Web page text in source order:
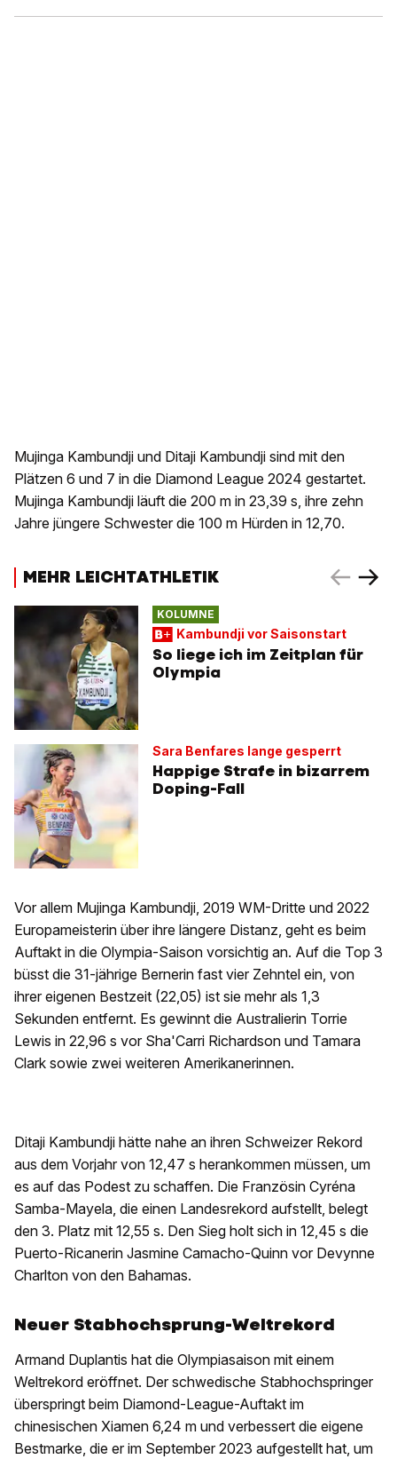
Mujinga Kambundji und Ditaji Kambundji sind mit den
Plätzen 6 und 7 in die Diamond League 2024 gestartet.
Mujinga Kambundji läuft die 200 m in 23,39 s, ihre zehn
Jahre jüngere Schwester die 100 m Hürden in 12,70.
MEHR LEICHTATHLETIK
KOLUMNE
Kambundji vor Saisonstart
So liege ich im Zeitplan für
Olympia
Sara Benfares lange gesperrt
Happige Strafe in bizarrem
Doping-Fall
Vor allem Mujinga Kambundji, 2019 WM-Dritte und 2022
Europameisterin über ihre längere Distanz, geht es beim
Auftakt in die Olympia-Saison vorsichtig an. Auf die Top 3
büsst die 31-jährige Bernerin fast vier Zehntel ein, von
ihrer eigenen Bestzeit (22,05) ist sie mehr als 1,3
Sekunden entfernt. Es gewinnt die Australierin Torrie
Lewis in 22,96 s vor Sha'Carri Richardson und Tamara
Clark sowie zwei weiteren Amerikanerinnen.
Ditaji Kambundji hätte nahe an ihren Schweizer Rekord
aus dem Vorjahr von 12,47 s herankommen müssen, um
es auf das Podest zu schaffen. Die Französin Cyréna
Samba-Mayela, die einen Landesrekord aufstellt, belegt
den 3. Platz mit 12,55 s. Den Sieg holt sich in 12,45 s die
Puerto-Ricanerin Jasmine Camacho-Quinn vor Devynne
Charlton von den Bahamas.
Neuer Stabhochsprung-Weltrekord
Armand Duplantis hat die Olympiasaison mit einem
Weltrekord eröffnet. Der schwedische Stabhochspringer
überspringt beim Diamond-League-Auftakt im
chinesischen Xiamen 6,24 m und verbessert die eigene
Bestmarke, die er im September 2023 aufgestellt hat, um